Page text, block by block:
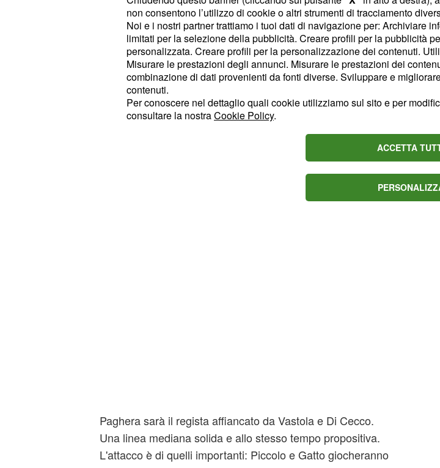
due esterni con compiti offensivi, viste le loro qualità, mentre
in mezzo al campo Memushaj e Appelt avranno il compito di
costruire il gioco è innescare le due punte, che saranno
Pasquato e il bomber Melchiorri, uno degli attaccanti più
pericolosi della serie B. Il Pescara per questa partita, è bene
ricordarlo, ha dovuto fare a meno di ben quattro giocatori
squalificati, ovvero Lazzari, Maniero, Pucino e Zuparic.
schiererà in campo con
che prevede Nicolas tra i pali e la difesa
composta da Aquilanti, Troest, Ferrario e Mammarella.
Paghera sarà il regista affiancato da Vastola e Di Cecco.
Una linea mediana solida e allo stesso tempo propositiva.
L'attacco è di quelli importanti: Piccolo e Gatto giocheranno
non consentono l’utilizzo di cookie o altri strumenti di tracciamento
Noi e i nostri partner trattiamo i tuoi dati di navigazione per: Archiviare
limitati per la selezione della pubblicità. Creare profili per la pubblicità
personalizzata. Creare profili per la personalizzazione dei contenuti.
Misurare le prestazioni degli annunci. Misurare le prestazioni dei
combinazione di dati provenienti da fonti diverse. Sviluppare e
contenuti.
Per conoscere nel dettaglio quali cookie utilizziamo sul sito e per
consultare la nostraCookie Policy.
ACCETTA